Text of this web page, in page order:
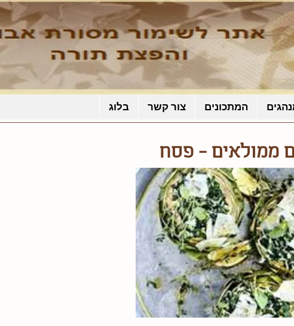
בלוג צור קשר המתכונים
ממולאים - פסח